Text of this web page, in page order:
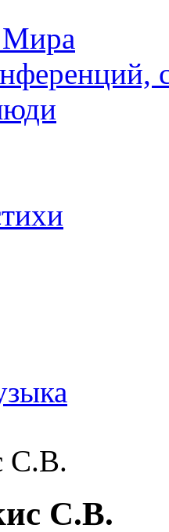
Мира
С.В.
С.В.